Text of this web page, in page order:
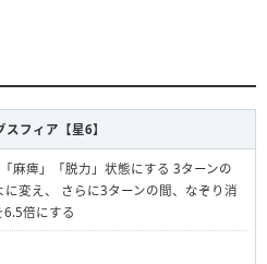
スフィア【星6】
麻痺」「脱力」状態にする 3ターンの
変え、 さらに3ターンの間、なぞり消
倍にする